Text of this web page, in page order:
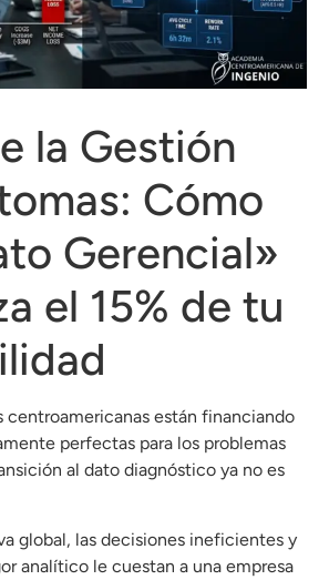
la Gestión
Cómo
Gerencial»
el 15% de tu
centroamericanas están financiando
perfectas para los problemas
al dato diagnóstico ya no es
global, las decisiones ineficientes y
analítico le cuestan a una empresa